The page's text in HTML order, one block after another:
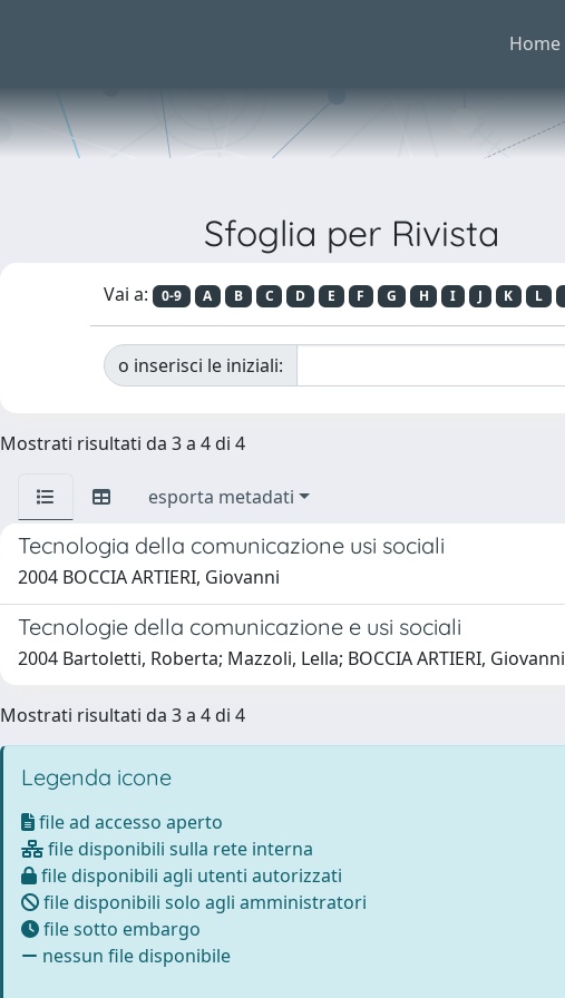
Home
Sfoglia per Rivista
Vai a: 0-9 A B C D E F G H I J K L
o inserisci le iniziali:
Mostrati risultati da 3 a 4 di 4
esporta metadati
Tecnologia della comunicazione usi sociali
2004 BOCCIA ARTIERI, Giovanni
Tecnologie della comunicazione e usi sociali
2004 Bartoletti, Roberta; Mazzoli, Lella; BOCCIA ARTIERI, Giovanni
Mostrati risultati da 3 a 4 di 4
Legenda icone
file ad accesso aperto
file disponibili sulla rete interna
file disponibili agli utenti autorizzati
file disponibili solo agli amministratori
file sotto embargo
nessun file disponibile